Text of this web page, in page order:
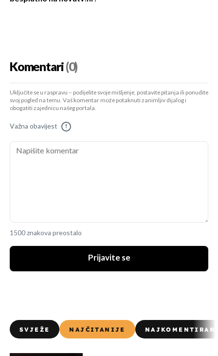
Komentari(0)
Uključite se u raspravu – podijelite svoje mišljenje, postavite pitanja ili ponudite
svoj pogled na temu. Vaš komentar može potaknuti zanimljiv dijalog i
obogatiti zajednicu našeg portala.
Važna obavijest !
1500 znakova preostalo
Prijavite se
SVJEŽE NAJČITANIJE